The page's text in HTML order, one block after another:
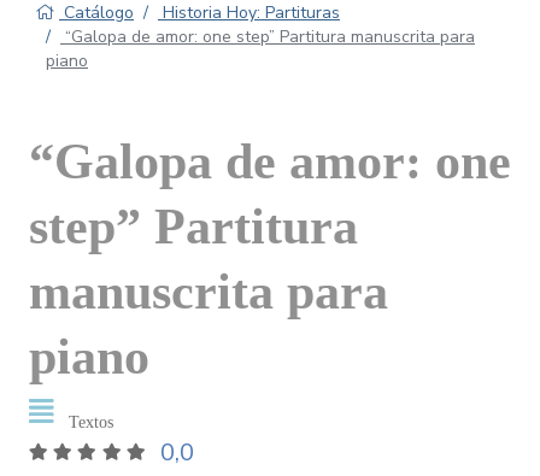
Catálogo
Historia Hoy: Partituras
“Galopa de amor: one step” Partitura manuscrita para
piano
“Galopa de amor: one
step” Partitura
manuscrita para
piano
Textos
0,0